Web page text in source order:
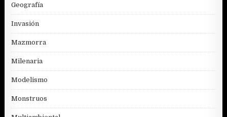
Geografía
Invasión
Mazmorra
Milenaria
Modelismo
Monstruos